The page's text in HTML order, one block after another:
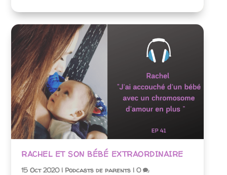
RACHEL ET SON BÉBÉ EXTRAORDINAIRE
15 Oct 2020| Podcasts de parents |0